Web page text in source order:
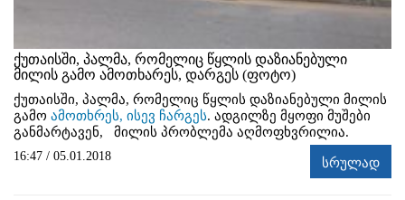
ქუთაისში, პალმა, რომელიც წყლის დაზიანებული
მილის გამო ამოთხარეს, დარგეს (ფოტო)
ქუთაისში, პალმა, რომელიც წყლის დაზიანებული მილის
გამო ამოთხრეს, ისევ ჩარგეს. ადგილზე მყოფი მუშები
განმარტავენ, მილის პრობლემა აღმოფხვრილია.
16:47 / 05.01.2018 სრულად